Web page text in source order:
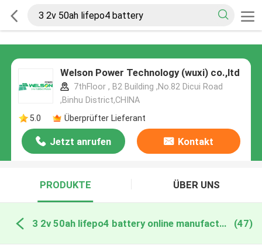
Welson Power Technology (wuxi) co.,ltd
7thFloor , B2 Building ,No.82 Dicui Road
,Binhu District,CHINA
5.0
Überprüfter Lieferant
Jetzt anrufen Kontakt
PRODUKTE ÜBER UNS
3 2v 50ah lifepo4 battery online manufacture (47)